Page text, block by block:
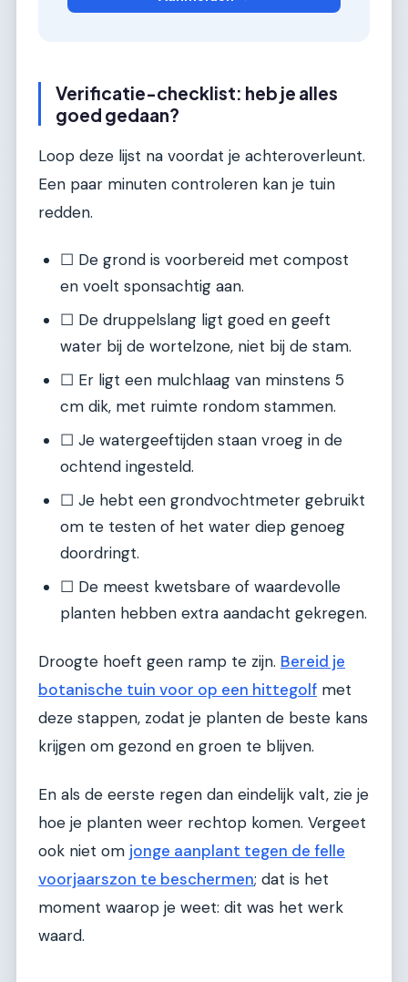
Verificatie-checklist: heb je alles
goed gedaan?
Loop deze lijst na voordat je achteroverleunt.
Een paar minuten controleren kan je tuin
redden.
☐ De grond is voorbereid met compost
en voelt sponsachtig aan.
☐ De druppelslang ligt goed en geeft
water bij de wortelzone, niet bij de stam.
☐ Er ligt een mulchlaag van minstens 5
cm dik, met ruimte rondom stammen.
☐ Je watergeeftijden staan vroeg in de
ochtend ingesteld.
☐ Je hebt een grondvochtmeter gebruikt
om te testen of het water diep genoeg
doordringt.
☐ De meest kwetsbare of waardevolle
planten hebben extra aandacht gekregen.
Droogte hoeft geen ramp te zijn. Bereid je
botanische tuin voor op een hittegolf met
deze stappen, zodat je planten de beste kans
krijgen om gezond en groen te blijven.
En als de eerste regen dan eindelijk valt, zie je
hoe je planten weer rechtop komen. Vergeet
ook niet om jonge aanplant tegen de felle
voorjaarszon te beschermen; dat is het
moment waarop je weet: dit was het werk
waard.